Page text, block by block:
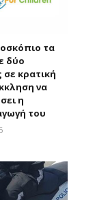
τα
δύο
σε κρατική
να
η
του